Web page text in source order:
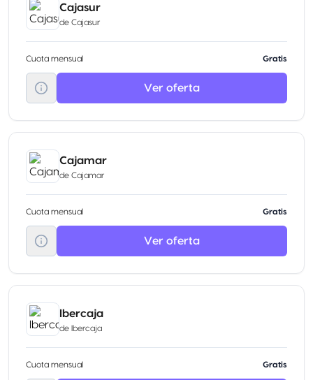
Cajasur
de Cajasur
Cuota mensual Gratis
Ver oferta
Cajamar
de Cajamar
Cuota mensual Gratis
Ver oferta
Ibercaja
de Ibercaja
Cuota mensual Gratis